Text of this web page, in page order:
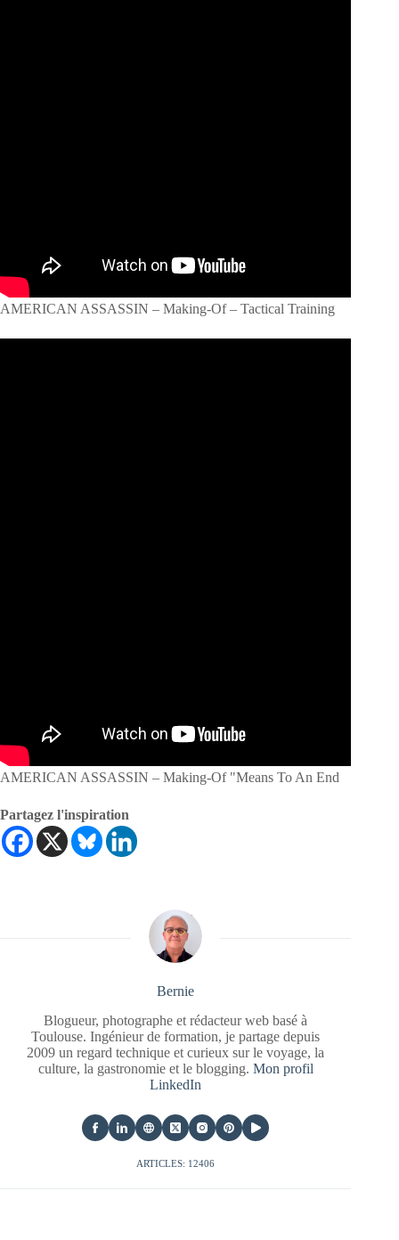
AMERICAN ASSASSIN – Making-Of – Tactical Training
AMERICAN ASSASSIN – Making-Of "Means To An End
Partagez l'inspiration
Bernie
Blogueur, photographe et rédacteur web basé à
Toulouse. Ingénieur de formation, je partage depuis
2009 un regard technique et curieux sur le voyage, la
culture, la gastronomie et le blogging. Mon profil
LinkedIn
ARTICLES: 12406